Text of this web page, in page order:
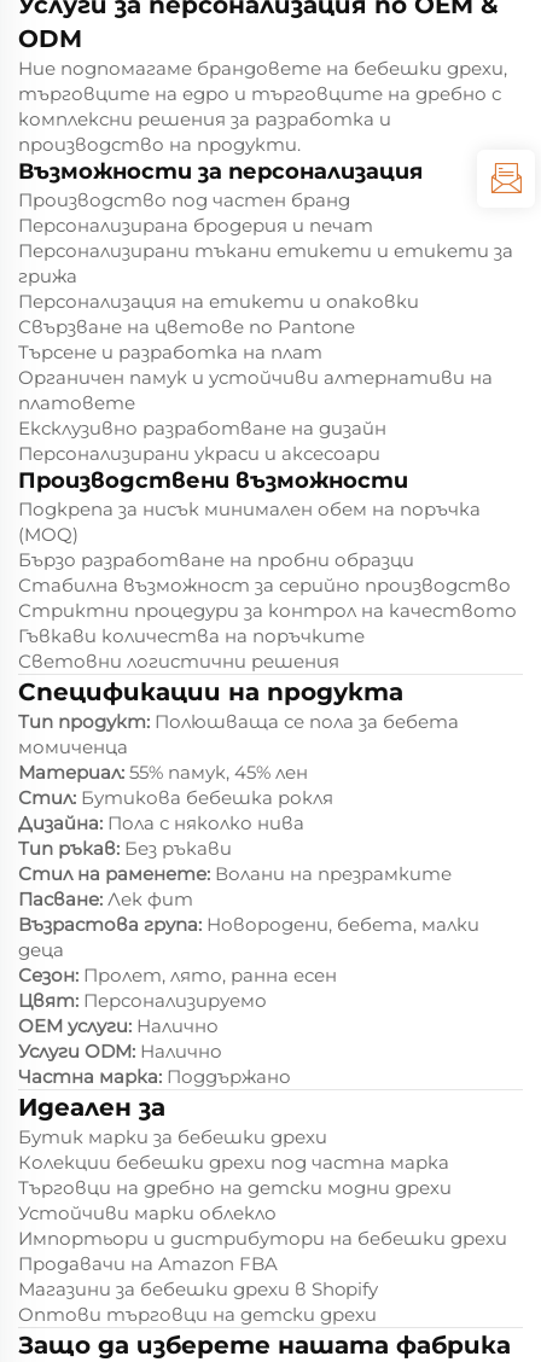
ODM
Ние подпомагаме брандовете на бебешки дрехи,
търговците на едро и търговците на дребно с
комплексни решения за разработка и
производство на продукти.
Възможности за персонализация
Производство под частен бранд
Персонализирана бродерия и печат
Персонализирани тъкани етикети и етикети за
грижа
Персонализация на етикети и опаковки
Свързване на цветове по Pantone
Търсене и разработка на плат
Органичен памук и устойчиви алтернативи на
платовете
Ексклузивно разработване на дизайн
Персонализирани украси и аксесоари
Производствени възможности
Подкрепа за нисък минимален обем на поръчка
(MOQ)
Бързо разработване на пробни образци
Стабилна възможност за серийно производство
Стриктни процедури за контрол на качеството
Гъвкави количества на поръчките
Световни логистични решения
Спецификации на продукта
Тип продукт: Полюшваща се пола за бебета
момиченца
Материал: 55% памук, 45% лен
Стил: Бутикова бебешка рокля
Дизайна: Пола с няколко нива
Тип ръкав: Без ръкави
Стил на раменете: Волани на презрамките
Пасване: Лек фит
Възрастова група: Новородени, бебета, малки
деца
Сезон: Пролет, лято, ранна есен
Цвят: Персонализируемо
OEM услуги: Налично
Услуги ODM: Налично
Частна марка: Поддържано
Идеален за
Бутик марки за бебешки дрехи
Колекции бебешки дрехи под частна марка
Търговци на дребно на детски модни дрехи
Устойчиви марки облекло
Импортьори и дистрибутори на бебешки дрехи
Продавачи на Amazon FBA
Магазини за бебешки дрехи в Shopify
Оптови търговци на детски дрехи
Защо да изберете нашата фабрика